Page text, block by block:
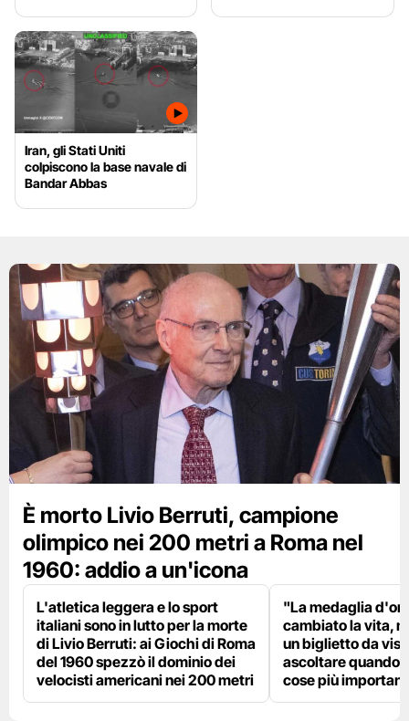
Iran, gli Stati Uniti
colpiscono la base navale di
Bandar Abbas
È morto Livio Berruti, campione
olimpico nei 200 metri a Roma nel
1960: addio a un'icona
L'atletica leggera e lo sport
italiani sono in lutto per la morte
di Livio Berruti: ai Giochi di Roma
del 1960 spezzò il dominio dei
velocisti americani nei 200 metri
"La medaglia
cambiato la vita,
un biglietto da
ascoltare quando
cose più